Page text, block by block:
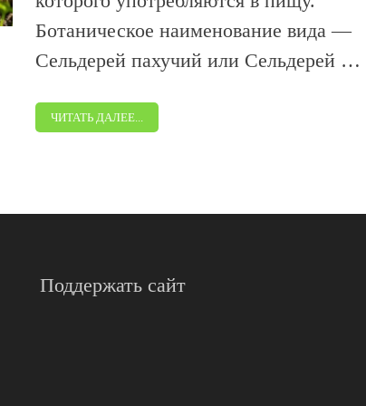
Ботаническое наименование вида —
Сельдерей пахучий или Сельдерей …
ЧИТАТЬ ДАЛЕЕ...
Поддержать сайт